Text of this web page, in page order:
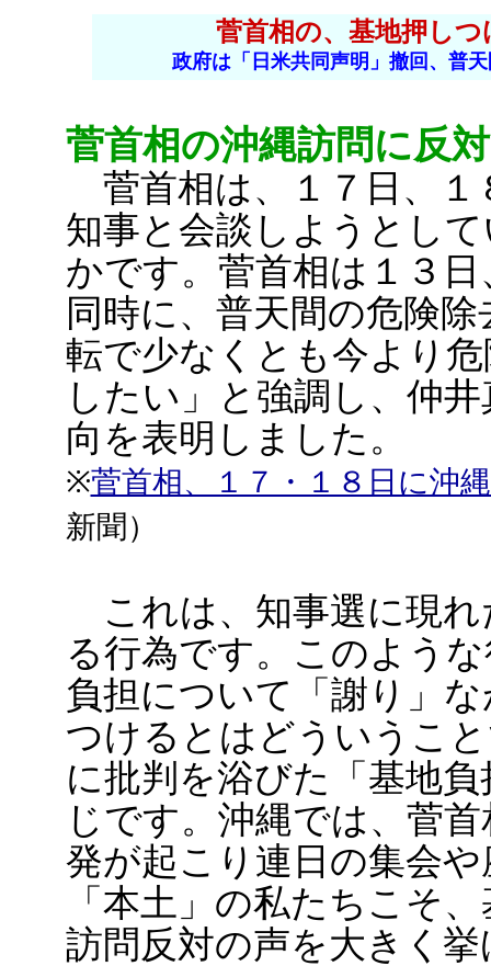
菅首相の、基地押し
政府は「日米共同声明」撤回、普
菅首相の沖縄訪問に反
菅首相は、１７日、１
知事と会談しようとし
かです。菅首相は１３
同時に、普天間の危険
転で少なくとも今より
したい」と強調し、仲
向を表明しました。
※菅首相、１７・１８日に沖
新聞）
これは、知事選に現れ
る行為です。このよう
負担について「謝り」
つけるとはどういうこ
に批判を浴びた「基地
じです。沖縄では、菅
発が起こり連日の集会
「本土」の私たちこそ
訪問反対の声を大きく